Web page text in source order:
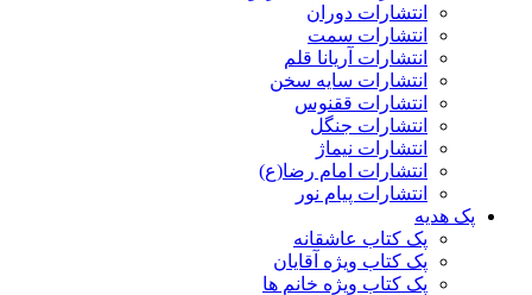
انتشارات دوران
انتشارات سمت
انتشارات آریانا قلم
انتشارات سایه سخن
انتشارات ققنوس
انتشارات جنگل
انتشارات نیماژ
انتشارات امام رضا(ع)
انتشارات پیام نور
پک هدیه
پک کتاب عاشقانه
پک کتاب ویژه آقایان
پک کتاب ویژه خانم ها